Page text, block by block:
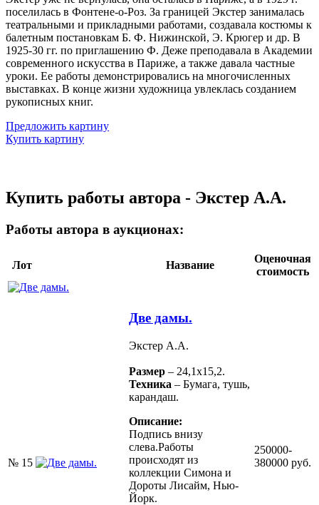
поселилась в Фонтене-о-Роз. За границей Экстер занималась
театральными и прикладными работами, создавала костюмы к
балетным постановкам Б. Ф. Нижинской, Э. Крюгер и др. В
1925-30 гг. по приглашению Ф. Деже преподавала в Академии
современного искусства в Париже, а также давала частные
уроки. Ее работы демонстрировались на многочисленных
выставках. В конце жизни художница увлеклась созданием
рукописных книг.
Предложить картину
Купить картину
Купить работы автора - Экстер А.А.
Работы автора в аукционах:
Лот Название
Оценочная
стоимость
№ 15
Две дамы.
Экстер А.А.
Размер – 24,1х15,2.
Техника – Бумага, тушь,
карандаш.
Описание:
Подпись внизу
слева.Работы
происходят из
коллекции Симона и
Дороты Лисайм, Нью-
Йорк.
250000-
380000 руб.